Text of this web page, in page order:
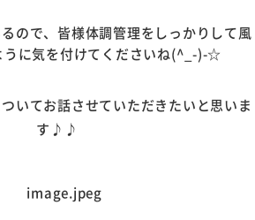
ので、皆様体調管理をしっかりして風
うに気を付けてくださいね(^_-)-☆
いてお話させていただきたいと思いま
す♪♪